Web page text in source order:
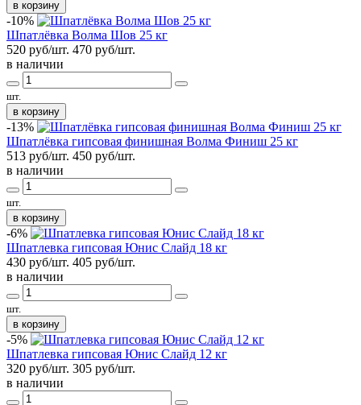
в корзину
-10%
Шпатлёвка Волма Шов 25 кг
520 руб/шт. 470 руб/шт.
в наличии
шт.
в корзину
-13%
Шпатлёвка гипсовая финишная Волма Финиш 25 кг
513 руб/шт. 450 руб/шт.
в наличии
шт.
в корзину
-6%
Шпатлевка гипсовая Юнис Слайд 18 кг
430 руб/шт. 405 руб/шт.
в наличии
шт.
в корзину
-5%
Шпатлевка гипсовая Юнис Слайд 12 кг
320 руб/шт. 305 руб/шт.
в наличии